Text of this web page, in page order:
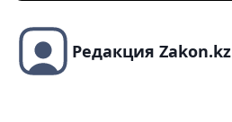
Редакция Zakon.kz